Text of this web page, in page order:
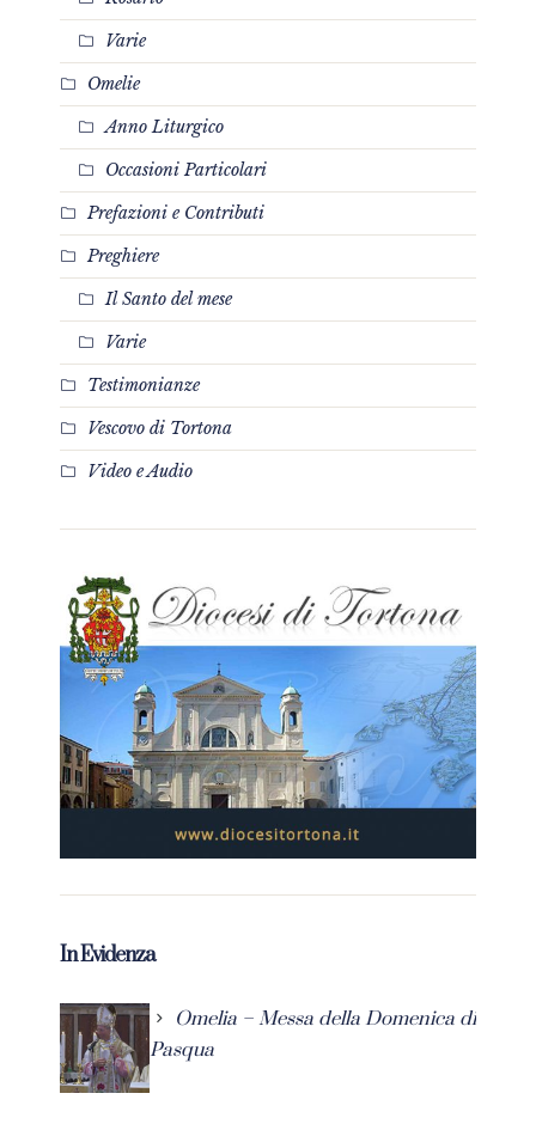
Varie
Omelie
Anno Liturgico
Occasioni Particolari
Prefazioni e Contributi
Preghiere
Il Santo del mese
Varie
Testimonianze
Vescovo di Tortona
Video e Audio
In Evidenza
Omelia – Messa della Domenica di
Pasqua